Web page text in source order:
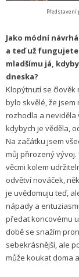
Představení
Jako módní
a teď už fungujete
mladšímu já,
dneska?
Klopýtnutí se člověk
bylo skvělé, že jsem
rozhodla a neviděla
kdybych je věděla,
Na začátku jsem
můj přirozený vývoj.
věcmi kolem
odvětví nováček,
je uvědomuju teď,
nápady a
předat koncovému
době se snažím
sebekrásnější, ale
může koukat doma